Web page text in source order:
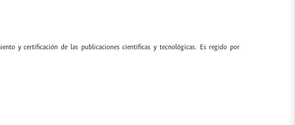
y certificación de las publicaciones científicas y tecnológicas. Es regido por